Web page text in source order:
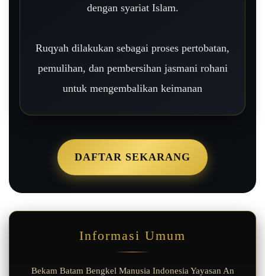
dengan syariat Islam.
Ruqyah dilakukan sebagai proses pertobatan,
pemulihan, dan pembersihan jasmani rohani
untuk mengembalikan keimanan
DAFTAR SEKARANG
Informasi Umum
Bekam Batam Bengkel Manusia Indonesia Yayasan An